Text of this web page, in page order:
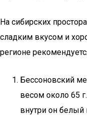
На сибирских
сладким вкусом и
регионе
Бессоновский
весом около 65
внутри он белый